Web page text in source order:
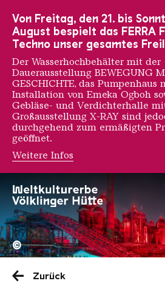
©
Zurück
Von Freitag, den 21. bis
August bespielt das FERRA
Techno unser gesamtes
Der Wasserhochbehälter mit der
Dauerausstellung BEWEGUNG
GESCHICHTE, das Pumpenhaus
Installation von Emeka Ogboh
Gebläse- und Verdichterhalle
Großausstellung X-RAY sind
durchgehend zum ermäßigten
geöffnet.
Weitere Infos